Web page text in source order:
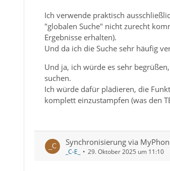
Ich verwende praktisch
"globalen Suche" nicht zurecht
Ergebnisse erhalten).
Und da ich die Suche sehr häufig
Und ja, ich würde es sehr
suchen.
Ich würde dafür plädieren, die
komplett einzustampfen (was den
Synchronisierung via
_C-E_ 29. Oktober 2025 um 11:10